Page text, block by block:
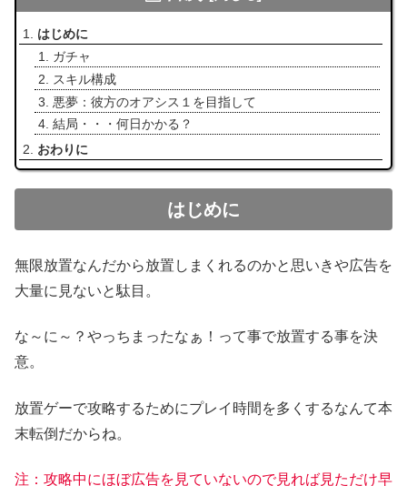
はじめに
ガチャ
スキル構成
悪夢：彼方のオアシス１を目指して
結局・・・何日かかる？
おわりに
はじめに
無限放置なんだから放置しまくれるのかと思いきや広告を
大量に見ないと駄目。
な～に～？やっちまったなぁ！って事で放置する事を決
意。
放置ゲーで攻略するためにプレイ時間を多くするなんて本
末転倒だからね。
注：攻略中にほぼ広告を見ていないので見れば見ただけ早